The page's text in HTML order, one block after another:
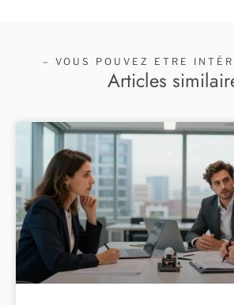
– VOUS POUVEZ ETRE
Articles